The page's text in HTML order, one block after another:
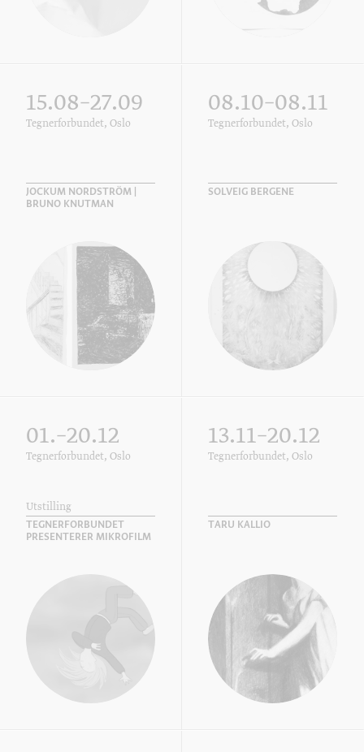
15.08–27.09
Tegnerforbundet, Oslo
JOCKUM NORDSTRÖM |
BRUNO KNUTMAN
08.10–08.11
Tegnerforbundet, Oslo
SOLVEIG BERGENE
01.–20.12
Tegnerforbundet, Oslo
Utstilling
TEGNERFORBUNDET
PRESENTERER MIKROFILM
13.11–20.12
Tegnerforbundet, Oslo
TARU KALLIO